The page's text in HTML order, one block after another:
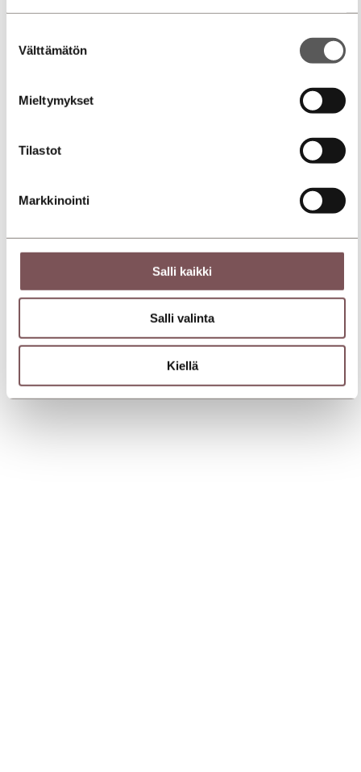
valinta
Välttämätön
Mieltymykset
Tilastot
Markkinointi
Salli kaikki
Salli valinta
Kiellä